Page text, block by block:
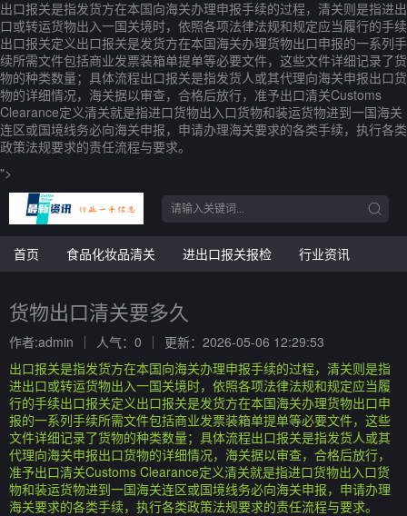
出口报关是指发货方在本国向海关办理申报手续的过程，清关则是指进出
口或转运货物出入一国关境时，依照各项法律法规和规定应当履行的手续
出口报关定义出口报关是发货方在本国海关办理货物出口申报的一系列手
续所需文件包括商业发票装箱单提单等必要文件，这些文件详细记录了货
物的种类数量；具体流程出口报关是指发货人或其代理向海关申报出口货
物的详细情况，海关据以审查，合格后放行，准予出口清关Customs
Clearance定义清关就是指进口货物出入口货物和装运货物进到一国海关
连区或国境线务必向海关申报，申请办理海关要求的各类手续，执行各类
政策法规要求的责任流程与要求。
">
首页 食品化妆品清关 进出口报关报检 行业资讯
货物出口清关要多久
作者:admin 人气：0
更新：2026-05-06 12:29:53
出口报关是指发货方在本国向海关办理申报手续的过程，清关则是指
进出口或转运货物出入一国关境时，依照各项法律法规和规定应当履
行的手续出口报关定义出口报关是发货方在本国海关办理货物出口申
报的一系列手续所需文件包括商业发票装箱单提单等必要文件，这些
文件详细记录了货物的种类数量；具体流程出口报关是指发货人或其
代理向海关申报出口货物的详细情况，海关据以审查，合格后放行，
准予出口清关Customs Clearance定义清关就是指进口货物出入口货
物和装运货物进到一国海关连区或国境线务必向海关申报，申请办理
海关要求的各类手续，执行各类政策法规要求的责任流程与要求。